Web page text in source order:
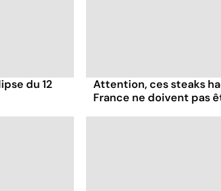
du 12
Attention, ces steaks
France ne doivent pas